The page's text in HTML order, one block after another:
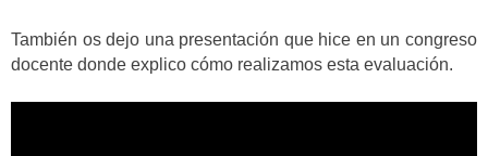
También os dejo una presentación que hice en un congreso
docente donde explico cómo realizamos esta evaluación.